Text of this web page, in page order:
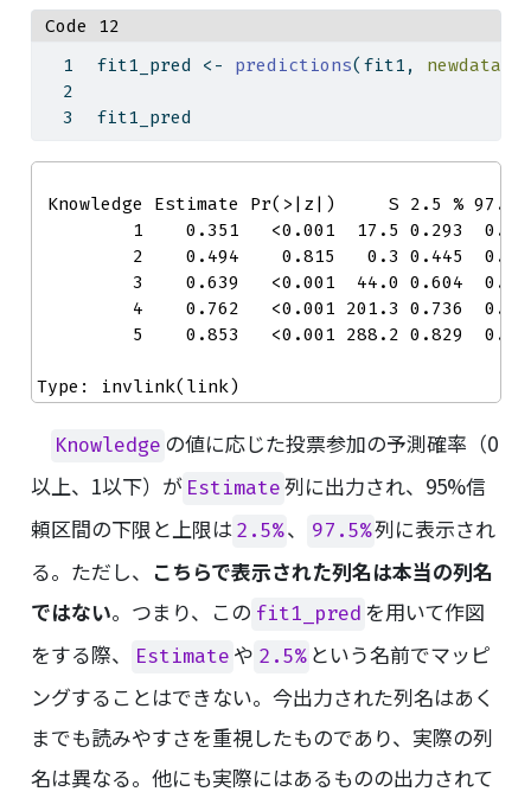
Code 12
fit1_pred <- predictions(fit1, newdata =
fit1_pred
Knowledge Estimate Pr(>|z|)     S 2.5 % 97.5
1    0.351   <0.001  17.5 0.293
2    0.494    0.815   0.3 0.445
3    0.639   <0.001  44.0 0.604
4    0.762   <0.001 201.3 0.736
5    0.853   <0.001 288.2 0.829
Type: invlink(link)
Knowledge の値に応じた投票参加の予測確率（0
以上、1以下）が Estimate 列に出力され、95%信
頼区間の下限と上限は 2.5%、 97.5%列に表示され
る。ただし、 こちらで表示された列名は本当の列名
ではない。つまり、この fit1_pred を用いて作図
をする際、
Estimate や 2.5% という名前でマッピ
ングすることはできない。今出力された列名はあく
までも読みやすさを重視したものであり、実際の列
名は異なる。他にも実際にはあるものの出力されて